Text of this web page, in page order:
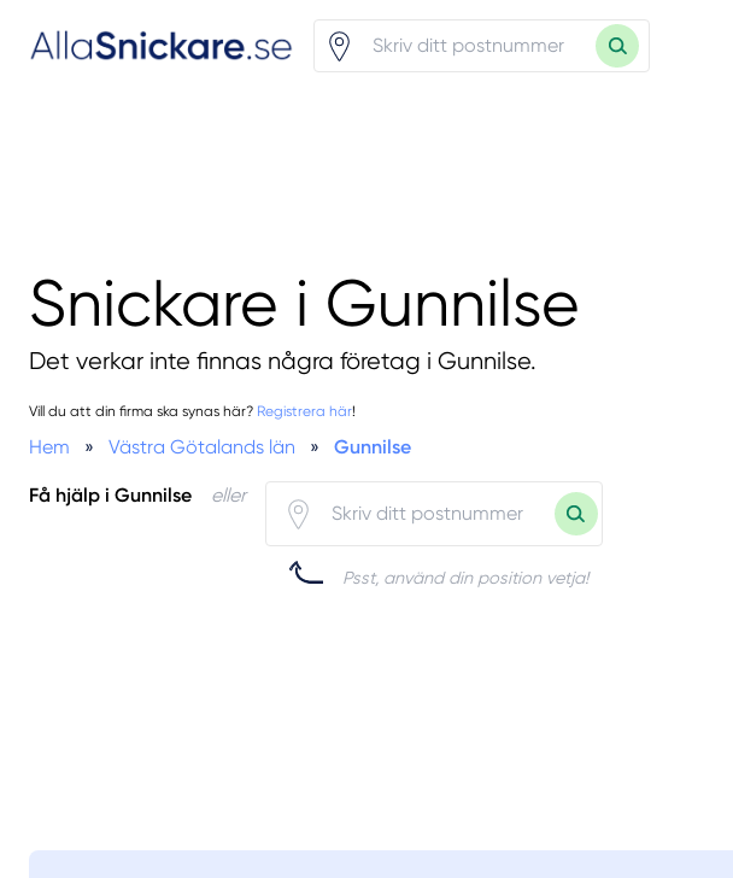
Snickare i Gunnilse
Det verkar inte finnas några företag i Gunnilse.
Vill du att din firma ska synas här? Registrera här!
Hem » Västra Götalands län » Gunnilse
Få hjälp i Gunnilse eller
Psst, använd din position vetja!